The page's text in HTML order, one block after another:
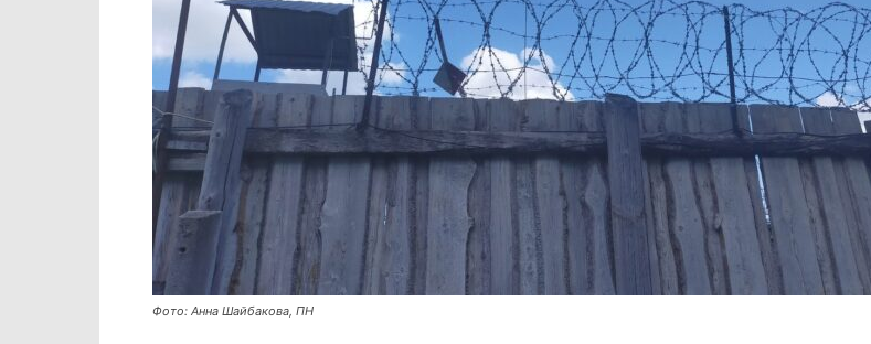
Фото: Анна Шайбакова, ПН